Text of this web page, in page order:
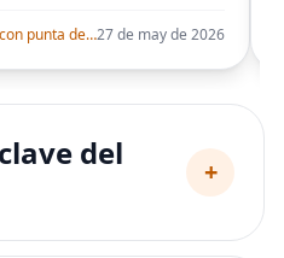
Ohuhu Marcadores de alcohol con punta de pincel – Juego de marcadores artísticos de doble punta con certificación AP para artistas adultos27 de may de 2026
del
+